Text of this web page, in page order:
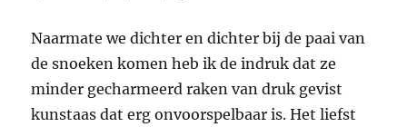
Naarmate we dichter en dichter bij de paai van
de snoeken komen heb ik de indruk dat ze
minder gecharmeerd raken van druk gevist
kunstaas dat erg onvoorspelbaar is. Het liefst